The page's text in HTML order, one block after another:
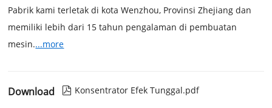
Pabrik kami terletak di kota Wenzhou, Provinsi Zhejiang dan
memiliki lebih dari 15 tahun pengalaman di pembuatan
mesin....more
Download  Konsentrator Efek Tunggal.pdf